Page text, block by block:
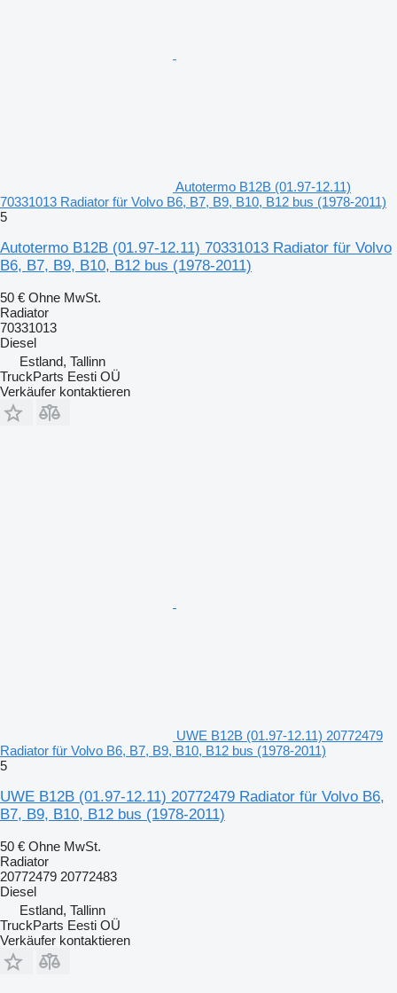
Autotermo B12B (01.97-12.11)
70331013 Radiator für Volvo B6, B7, B9, B10, B12 bus (1978-2011)
5
Autotermo B12B (01.97-12.11) 70331013 Radiator für Volvo
B6, B7, B9, B10, B12 bus (1978-2011)
50 € Ohne MwSt.
Radiator
70331013
Diesel
Estland, Tallinn
TruckParts Eesti OÜ
Verkäufer kontaktieren
UWE B12B (01.97-12.11) 20772479
Radiator für Volvo B6, B7, B9, B10, B12 bus (1978-2011)
5
UWE B12B (01.97-12.11) 20772479 Radiator für Volvo B6,
B7, B9, B10, B12 bus (1978-2011)
50 € Ohne MwSt.
Radiator
20772479 20772483
Diesel
Estland, Tallinn
TruckParts Eesti OÜ
Verkäufer kontaktieren